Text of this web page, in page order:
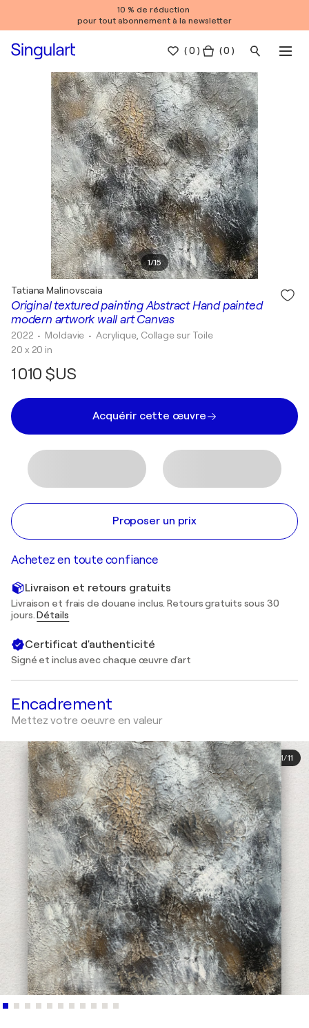
10 % de réduction
pour tout abonnement à la newsletter
(0 ) ( 0 )
1/15
Original textured painting Abstract Hand painted
modern artwork wall art Canvas
Tatiana Malinovscaia
2022 • Moldavie • Acrylique, Collage sur Toile
20 x 20 in
1 010 $US
Acquérir cette œuvre
Proposer un prix
Achetez en toute confiance
Livraison et retours gratuits
Livraison et frais de douane inclus. Retours gratuits sous 30
jours.Détails
Certificat d'authenticité
Signé et inclus avec chaque œuvre d'art
Encadrement
Mettez votre oeuvre en valeur
1/11